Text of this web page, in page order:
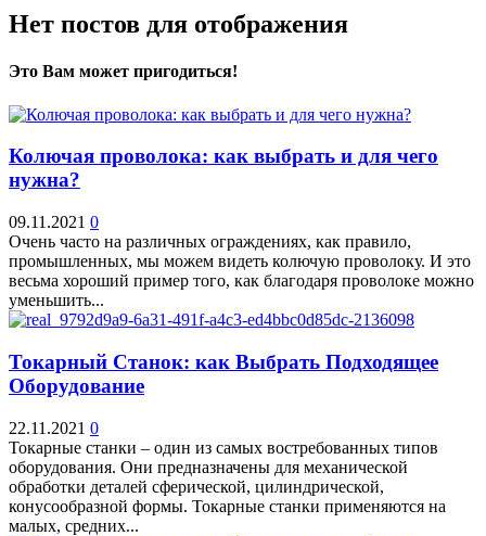
Нет постов для отображения
Это Вам может пригодиться!
Колючая проволока: как выбрать и для чего
нужна?
09.11.2021 0
Очень часто на различных ограждениях, как правило,
промышленных, мы можем видеть колючую проволоку. И это
весьма хороший пример того, как благодаря проволоке можно
уменьшить...
Токарный Станок: как Выбрать Подходящее
Оборудование
22.11.2021 0
Токарные станки – один из самых востребованных типов
оборудования. Они предназначены для механической
обработки деталей сферической, цилиндрической,
конусообразной формы. Токарные станки применяются на
малых, средних...